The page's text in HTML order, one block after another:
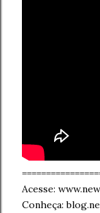
Acesse:
Conheça: